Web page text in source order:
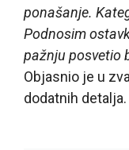
ponašanje.
Podnosim
pažnju posvetio
Objasnio je u
dodatnih detalja.